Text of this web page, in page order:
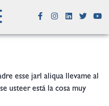
esse jarl aliqua llevame al
usteer está la cosa muy